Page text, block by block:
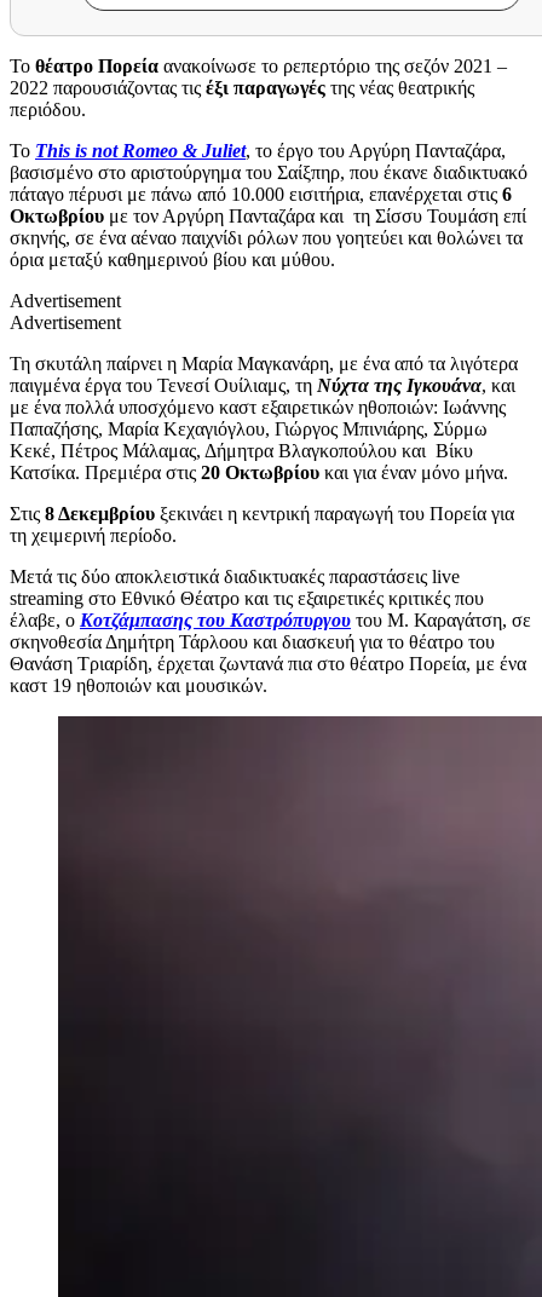
Το θέατρο Πορεία ανακοίνωσε το ρεπερτόριο της σεζόν 2021 –
2022 παρουσιάζοντας τις έξι παραγωγές της νέας θεατρικής
περιόδου.
Το This is not Romeo & Juliet, το έργο του Αργύρη Πανταζάρα,
βασισμένο στο αριστούργημα του Σαίξπηρ, που έκανε διαδικτυακό
πάταγο πέρυσι με πάνω από 10.000 εισιτήρια, επανέρχεται στις 6
Οκτωβρίου με τον Αργύρη Πανταζάρα και τη Σίσσυ Τουμάση επί
σκηνής, σε ένα αέναο παιχνίδι ρόλων που γοητεύει και θολώνει τα
όρια μεταξύ καθημερινού βίου και μύθου.
Advertisement
Advertisement
Τη σκυτάλη παίρνει η Μαρία Μαγκανάρη, με ένα από τα λιγότερα
παιγμένα έργα του Τενεσί Ουίλιαμς, τη Νύχτα της Ιγκουάνα, και
με ένα πολλά υποσχόμενο καστ εξαιρετικών ηθοποιών: Ιωάννης
Παπαζήσης, Μαρία Κεχαγιόγλου, Γιώργος Μπινιάρης, Σύρμω
Κεκέ, Πέτρος Μάλαμας, Δήμητρα Βλαγκοπούλου και Βίκυ
Κατσίκα. Πρεμιέρα στις 20 Οκτωβρίου και για έναν μόνο μήνα.
Στις 8 Δεκεμβρίου ξεκινάει η κεντρική παραγωγή του Πορεία για
τη χειμερινή περίοδο.
Μετά τις δύο αποκλειστικά διαδικτυακές παραστάσεις live
streaming στο Εθνικό Θέατρο και τις εξαιρετικές κριτικές που
έλαβε, ο Κοτζάμπασης του Καστρόπυργου του Μ. Καραγάτση, σε
σκηνοθεσία Δημήτρη Τάρλοου και διασκευή για το θέατρο του
Θανάση Τριαρίδη, έρχεται ζωντανά πια στο θέατρο Πορεία, με ένα
καστ 19 ηθοποιών και μουσικών.